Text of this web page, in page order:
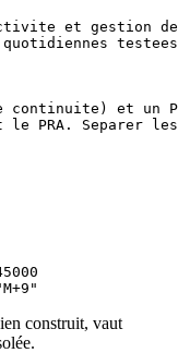
et gestion
quotidiennes
continuite) et un
le PRA. Separer
construit, vaut